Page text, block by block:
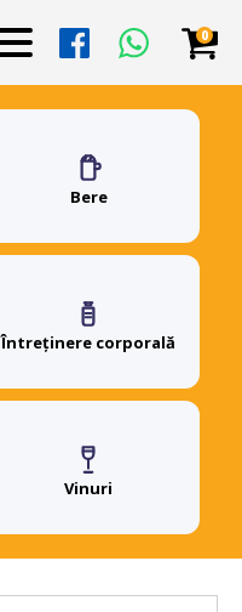
0
Bere
Întreținere corporală
Vinuri